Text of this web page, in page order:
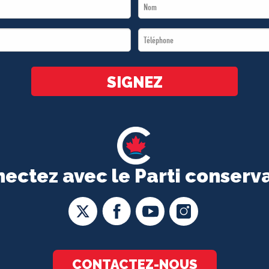
avec le Parti
CONTACTEZ-NOUS
Last
Name
Téléphone
*
SIGNEZ